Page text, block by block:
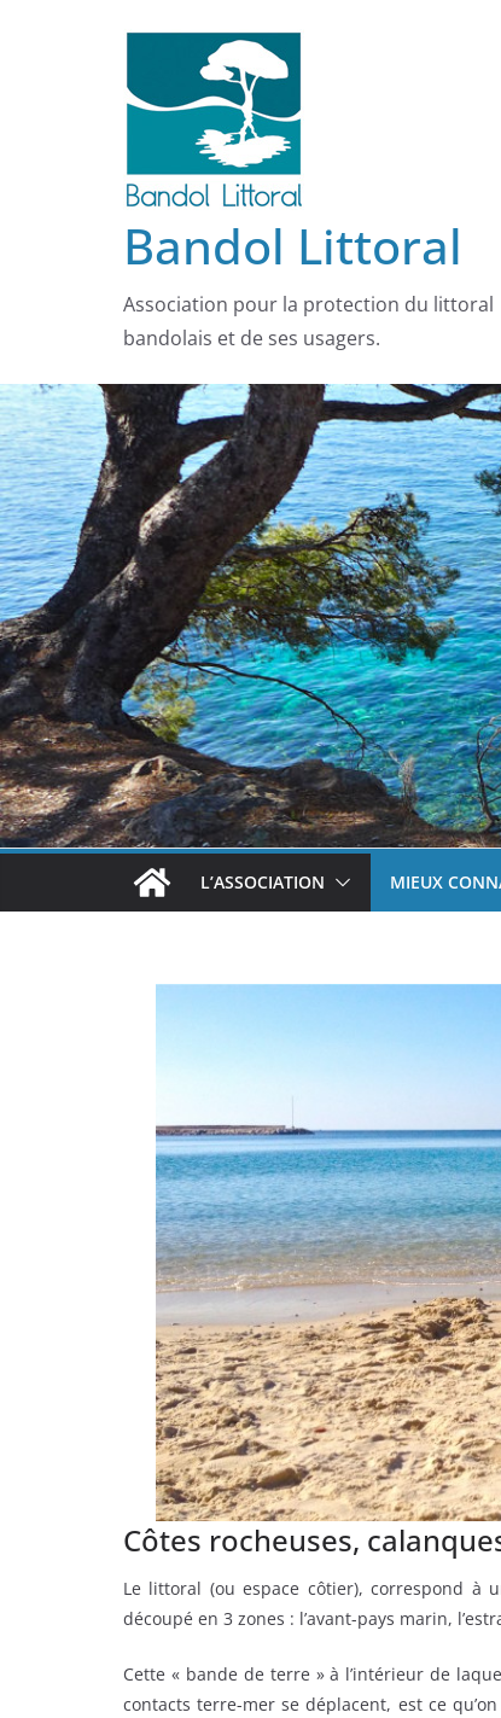
Bandol Littoral
Association pour la protection du littoral
bandolais et de ses usagers.
L’ASSOCIATION MIEUX
Côtes rocheuses,
Le littoral (ou espace côtier), correspond à
découpé en 3 zones : l’avant-pays marin,
Cette « bande de terre » à l’intérieur de
contacts terre-mer se déplacent, est ce